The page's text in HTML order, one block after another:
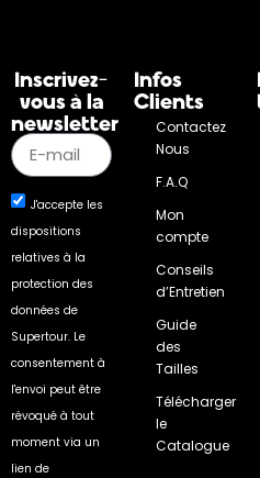
Inscrivez-
vous à la
newsletter
J'accepte les
dispositions
relatives à la
protection des
données de
Supertour. Le
consentement à
l'envoi peut être
révoqué à tout
moment via un
lien de
Infos
Clients
Contactez
Nous
F.A.Q
Mon
compte
Conseils
d’Entretien
Guide
des
Tailles
Télécharger
le
Catalogue